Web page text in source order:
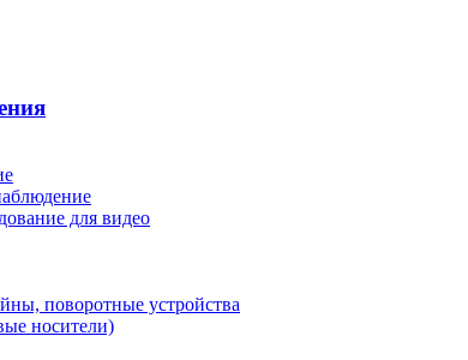
для видео
поворотные устройства
носители)